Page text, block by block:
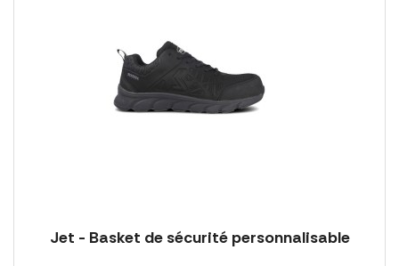
Jet - Basket de sécurité personnalisable